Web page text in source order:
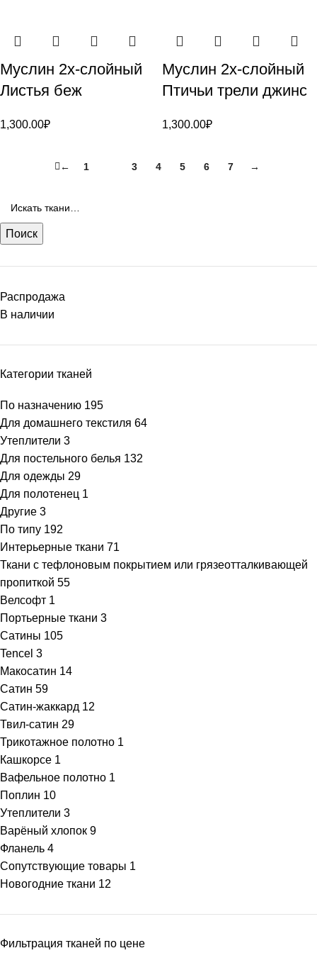
Поиск
Распродажа
В наличии
Категории тканей
По назначению 195
Для домашнего текстиля 64
Утеплители 3
Для постельного белья 132
Для одежды 29
Для полотенец 1
Другие 3
По типу 192
Интерьерные ткани 71
Ткани с тефлоновым покрытием или грязеотталкивающей
пропиткой 55
Велсофт 1
Портьерные ткани 3
Сатины 105
Tencel 3
Макосатин 14
Сатин 59
Сатин-жаккард 12
Твил-сатин 29
Трикотажное полотно 1
Кашкорсе 1
Вафельное полотно 1
Поплин 10
Утеплители 3
Варёный хлопок 9
Фланель 4
Сопутствующие товары 1
Новогодние ткани 12
Фильтрация тканей по цене
Муслин 2х-слойный
Листья беж
1,300.00₽
Муслин 2х-слойный
Птичьи трели джинс
1,300.00₽
← 1 3 4 5 6 7 →